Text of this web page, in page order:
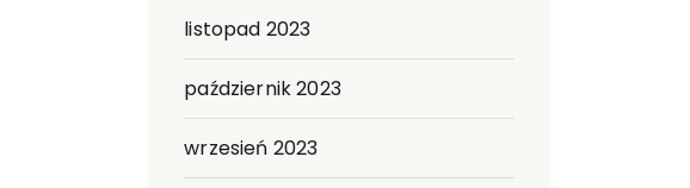
listopad 2023
październik 2023
wrzesień 2023